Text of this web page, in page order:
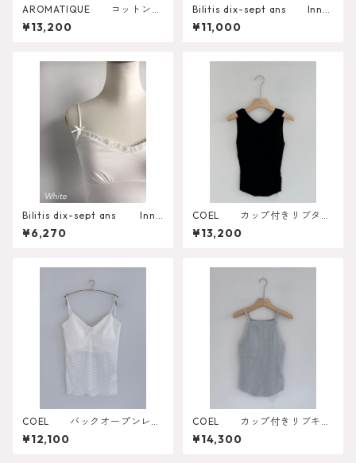
AROMATIQUE コットンリ
バーレース カップ付きキャミ
ソール（R057AR）
¥13,200
Bilitis dix-sept ans Inner
Chamisole Bra 1 2916-451
¥11,000
Bilitis dix-sept ans Inne
r Camisole 2911-459
¥6,270
COEL カップ付きリブタン
クトップ
¥13,200
COEL バックオープンレー
スキャミソール
¥12,100
COEL カップ付きリブキャ
ミソール
¥14,300